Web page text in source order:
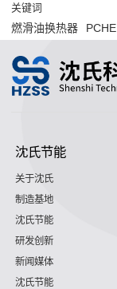
关键词
燃滑油换热器 PCHE
沈氏节能
关于沈氏
制造基地
沈氏节能
研发创新
新闻媒体
沈氏节能